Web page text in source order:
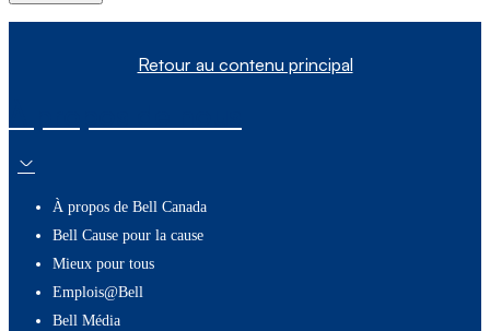
Retour au contenu principal
À propos de Bell Canada
Bell Cause pour la cause
Mieux pour tous
Emplois@Bell
Bell Média